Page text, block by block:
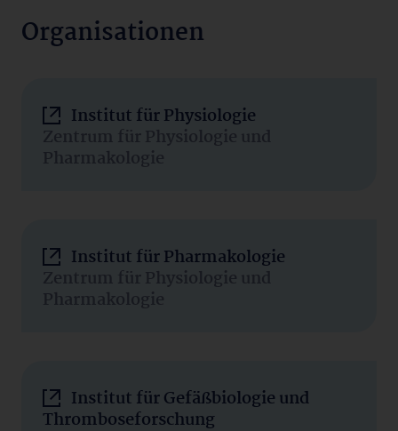
Organisationen
Institut für Physiologie
Zentrum für Physiologie und
Pharmakologie
Institut für Pharmakologie
Zentrum für Physiologie und
Pharmakologie
Institut für Gefäßbiologie und
Thromboseforschung